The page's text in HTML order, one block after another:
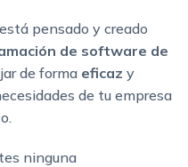
está pensado y creado
de software de
de forma eficaz y
de tu empresa
ninguna